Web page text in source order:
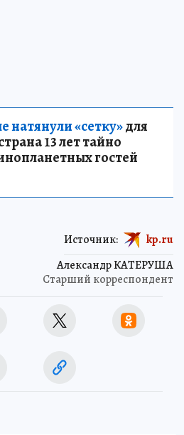
«сетку»для
13 лет тайно
гостей
Александр КАТЕРУША
Старший корреспондент
Источник: kp.ru